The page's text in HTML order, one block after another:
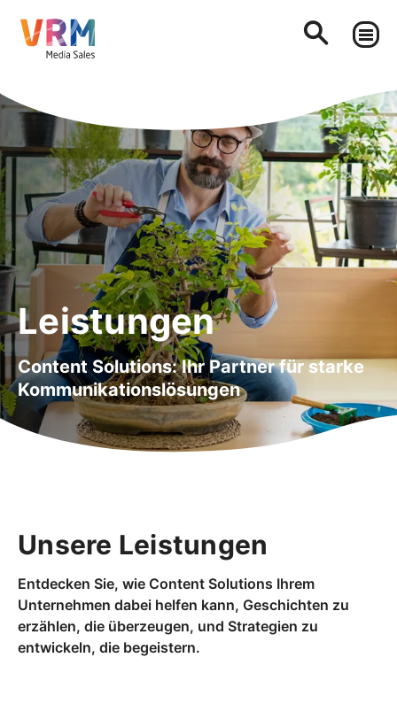
Leistungen
Content Solutions: Ihr Partner für starke
Kommunikationslösungen
Unsere Leistungen
Entdecken Sie, wie Content Solutions Ihrem
Unternehmen dabei helfen kann, Geschichten zu
erzählen, die überzeugen, und Strategien zu
entwickeln, die begeistern.